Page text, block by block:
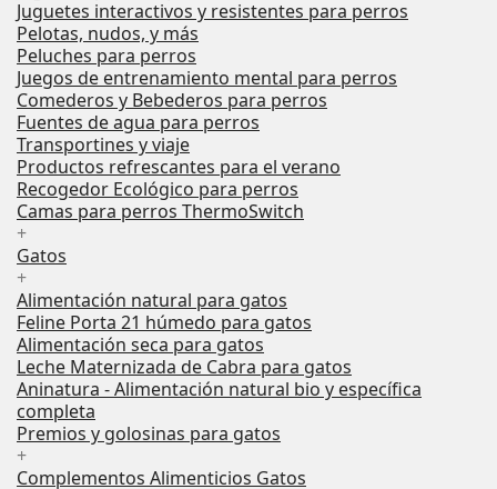
Juguetes interactivos y resistentes para perros
Pelotas, nudos, y más
Peluches para perros
Juegos de entrenamiento mental para perros
Comederos y Bebederos para perros
Fuentes de agua para perros
Transportines y viaje
Productos refrescantes para el verano
Recogedor Ecológico para perros
Camas para perros ThermoSwitch
+
Gatos
+
Alimentación natural para gatos
Feline Porta 21 húmedo para gatos
Alimentación seca para gatos
Leche Maternizada de Cabra para gatos
Aninatura - Alimentación natural bio y específica
completa
Premios y golosinas para gatos
+
Complementos Alimenticios Gatos